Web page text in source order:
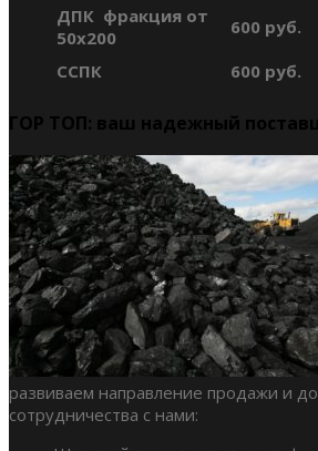
ДПК фракция от
50х200
600 руб.
ССПК
600 руб.
ГОР ТОП: ваш надежный
развиваем направление продажи и
сотрудничества с нами: